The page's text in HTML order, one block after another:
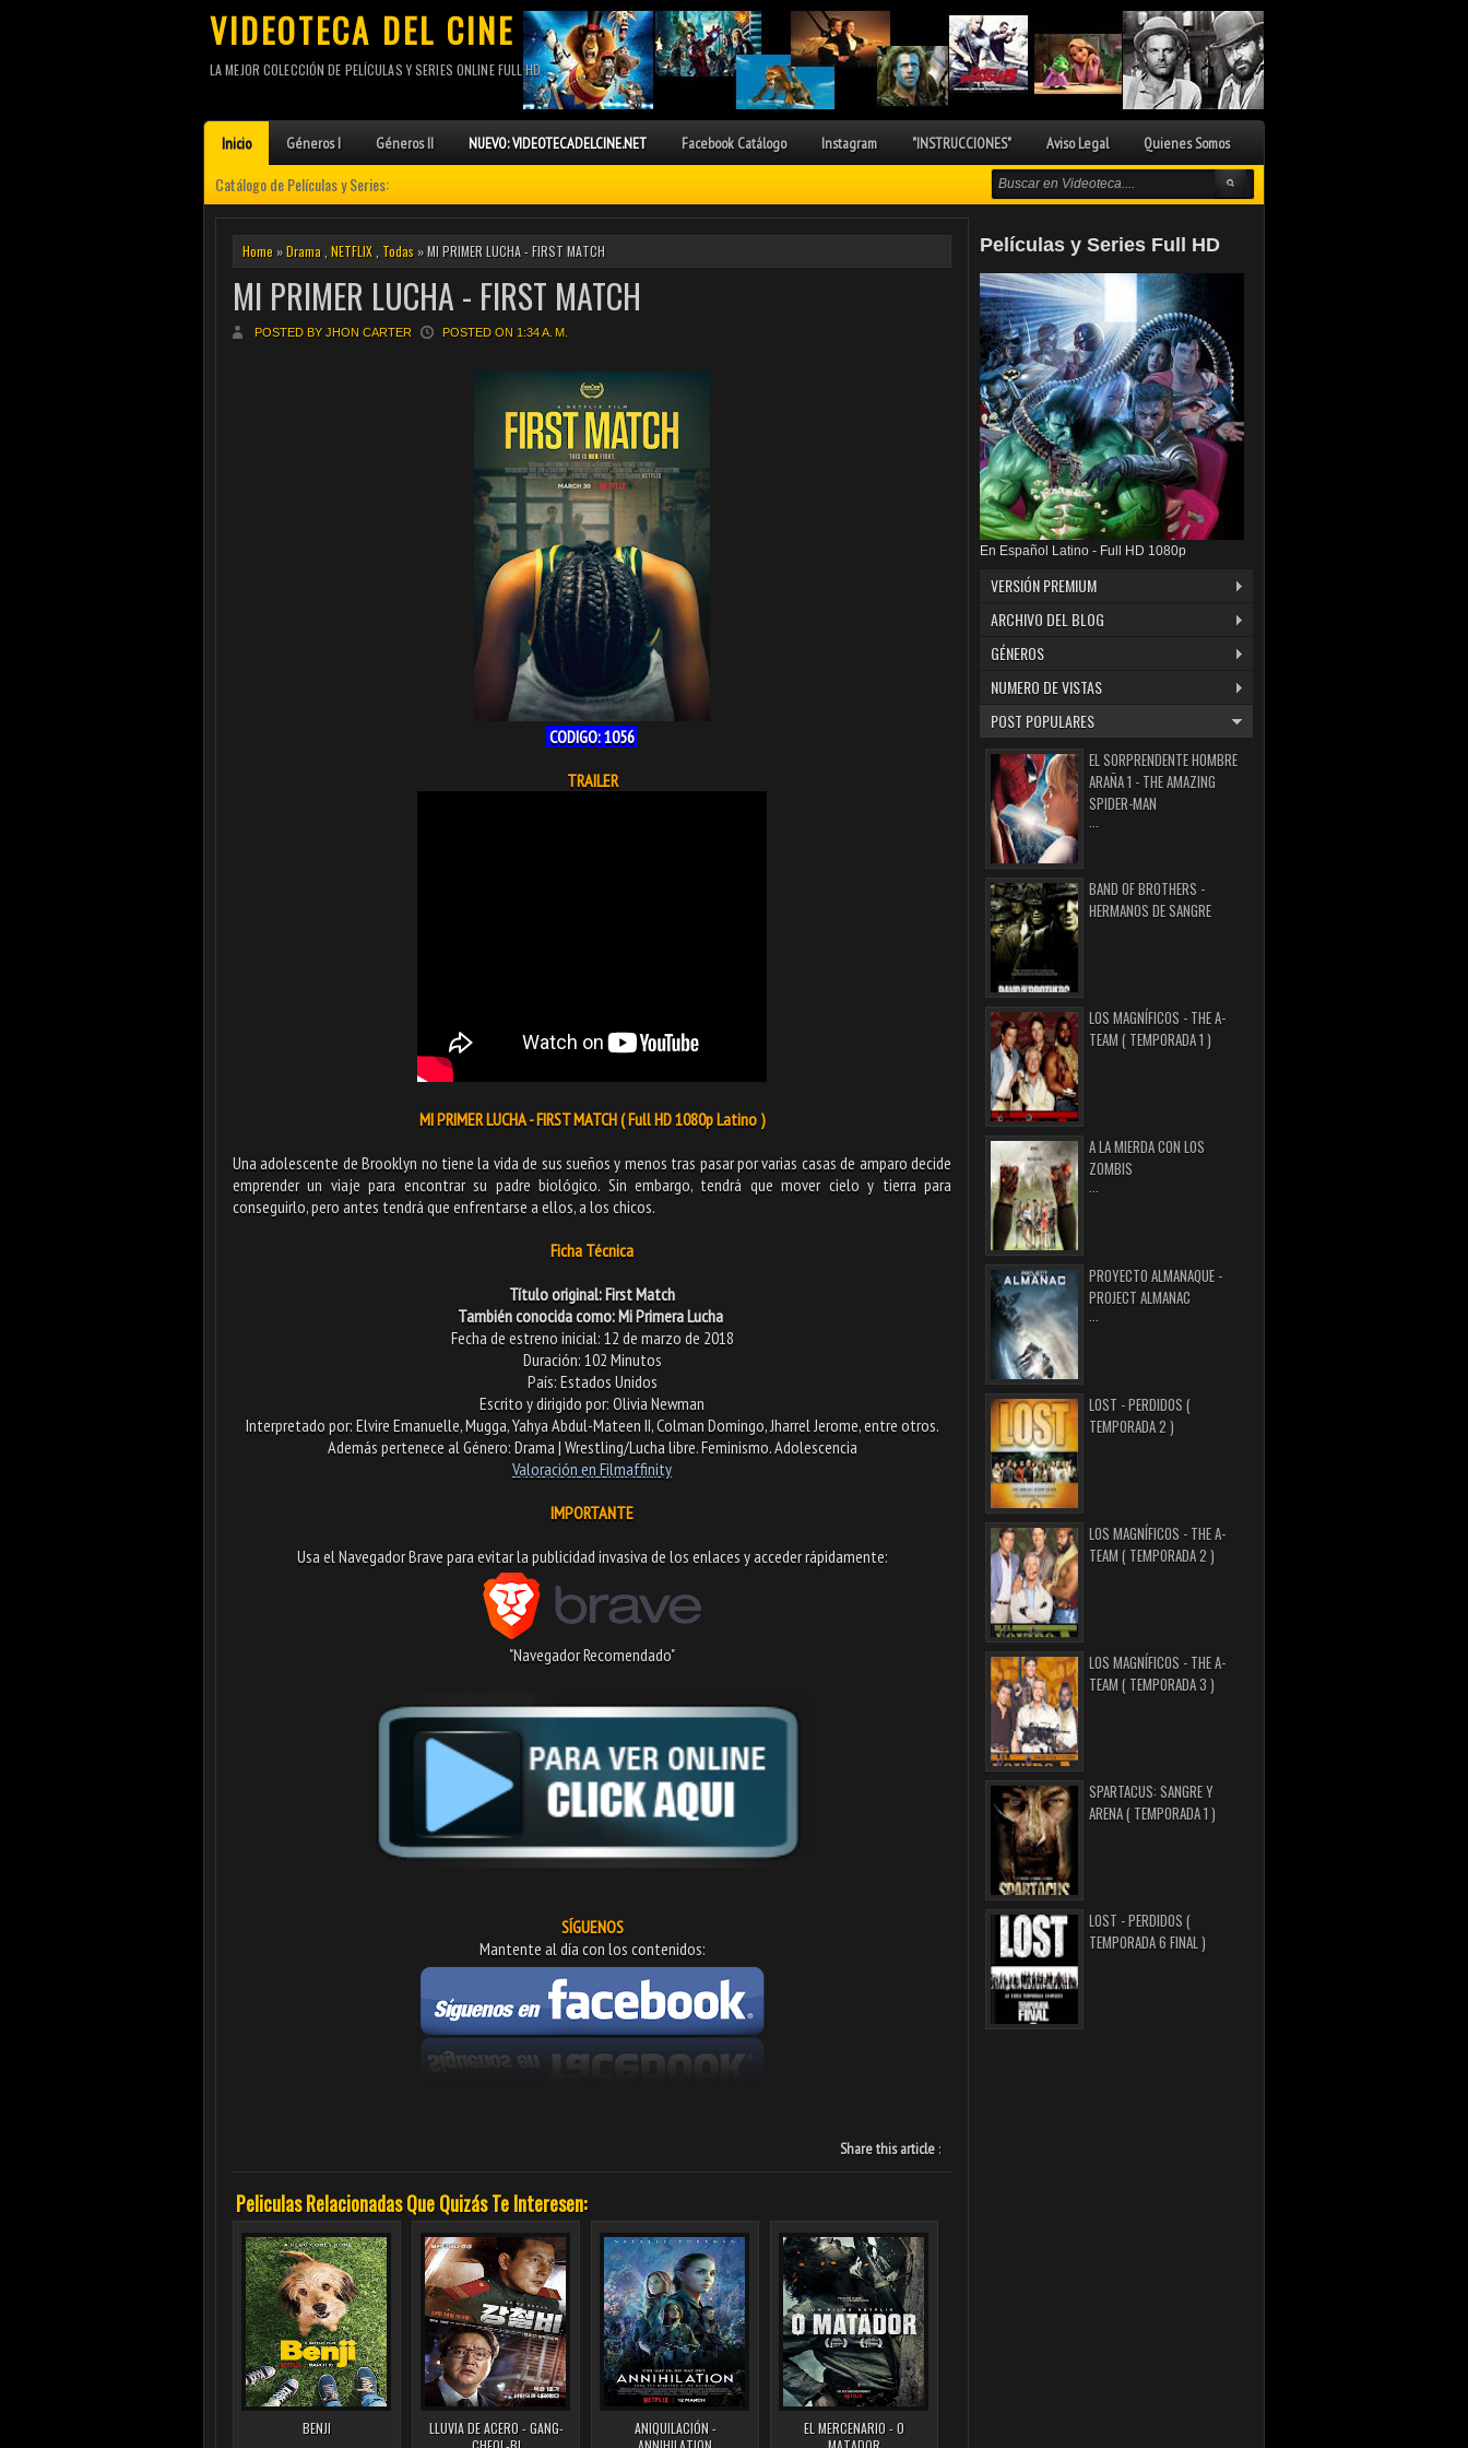
VIDEOTECA DEL CINE
LA MEJOR COLECCIÓN DE PELÍCULAS Y SERIES ONLINE FULL HD
Inicio Géneros I Géneros II NUEVO: VIDEOTECADELCINE.NET Facebook Catálogo Instagram "INSTRUCCIONES" Aviso Legal Quienes Somos
Catálogo de Películas y Series:
Home »Drama NETFLIX Todas » MI PRIMER LUCHA - FIRST MATCH
MI PRIMER LUCHA - FIRST MATCH
POSTED BY JHON CARTER POSTED ON 1:34 A. M.
CODIGO: 1056
TRAILER
MI PRIMER LUCHA - FIRST MATCH ( Full HD 1080p Latino )
Una adolescente de Brooklyn no tiene la vida de sus sueños y menos tras pasar por varias casas de amparo decide
emprender un viaje para encontrar su padre biológico. Sin embargo, tendrá que mover cielo y tierra para
conseguirlo, pero antes tendrá que enfrentarse a ellos, a los chicos.
Ficha Técnica
Título original: First Match
También conocida como: Mi Primera Lucha
Fecha de estreno inicial: 12 de marzo de 2018
Duración: 102 Minutos
País: Estados Unidos
Escrito y dirigido por: Olivia Newman
Interpretado por: Elvire Emanuelle, Mugga, Yahya Abdul-Mateen II, Colman Domingo, Jharrel Jerome, entre otros.
Además pertenece al Género: Drama | Wrestling/Lucha libre. Feminismo. Adolescencia
Valoración en Filmaffinity
IMPORTANTE
Usa el Navegador Brave para evitar la publicidad invasiva de los enlaces y acceder rápidamente:​
"Navegador Recomendado"
SÍGUENOS
Mantente al día con los contenidos:
Share this article :
Peliculas Relacionadas Que Quizás Te Interesen:
BENJI
LLUVIA DE ACERO - GANG-
ANIQUILACIÓN -
EL MERCENARIO - O
Películas y Series Full HD
En Español Latino - Full HD 1080p
VERSIÓN PREMIUM
ARCHIVO DEL BLOG
GÉNEROS
NUMERO DE VISTAS
POST POPULARES
EL SORPRENDENTE HOMBRE
ARAÑA 1 - THE AMAZING
SPIDER-MAN
BAND OF BROTHERS -
HERMANOS DE SANGRE
LOS MAGNÍFICOS - THE A-
TEAM ( TEMPORADA 1 )
A LA MIERDA CON LOS
ZOMBIS
PROYECTO ALMANAQUE -
PROJECT ALMANAC
LOST - PERDIDOS (
TEMPORADA 2 )
LOS MAGNÍFICOS - THE A-
TEAM ( TEMPORADA 2 )
LOS MAGNÍFICOS - THE A-
TEAM ( TEMPORADA 3 )
SPARTACUS: SANGRE Y
ARENA ( TEMPORADA 1 )
LOST - PERDIDOS (
TEMPORADA 6 FINAL )